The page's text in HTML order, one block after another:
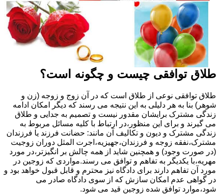
طلاق توافقی چیست و چگونه است؟
طلاق توافقی نوعی از طلاق است که در آن زوج و زوجه (زن و
شوهر) بنا به هر دلیلی به این نتیجه می رسند که دیگر امکان ادامه
زندگی مشترک برایشان مقدور نیست و تصمیم به جدایی و طلاق
می گیرند و برای این منظور،در ارتباط با کلیه مسائل مربوط به
زندگی مشترک و دیون و تکالیف آن مانند: حضانت فرزند یا فرزندان
مشترک،نفقه زوجه و فرزندان،جهیزیه،اجرت المثل دوران زوجیت
(در صورت وجود) و همچنین شاید از همه چالش بر انگیزتر،در مورد
مهریه،با یکدیگر به تفاهم و توافق می رسند.مواردی که زوجین در
مورد آن تفاهم دارند برای دادگاه نیز محترم و قابل قبول خواهد بود و
در گواهی عدم امکان سازش که از سوی دادگاه صادر می
شود،موارد توافق شده زوجین قید می شود.